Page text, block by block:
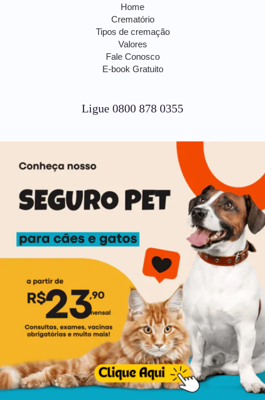
Home
Crematório
Tipos de cremação
Valores
Fale Conosco
E-book Gratuito
Ligue 0800 878 0355